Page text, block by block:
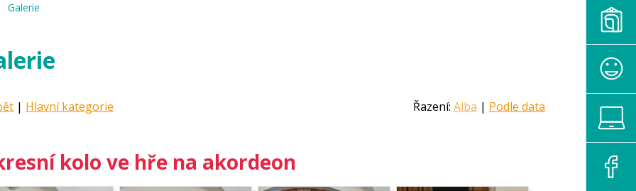
Telč
Galerie
Řazení: Alba | Podle data
| Hlavní kategorie
kolo ve hře na akordeon